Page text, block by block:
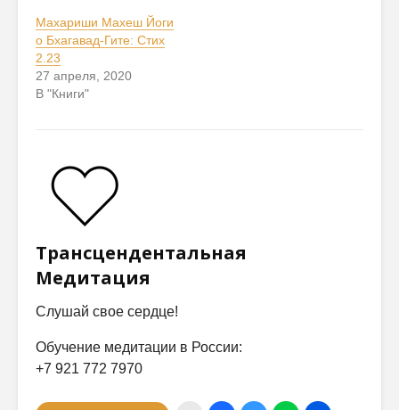
Махариши Махеш Йоги
о Бхагавад-Гите: Стих
2.23
27 апреля, 2020
В "Книги"
Трансцендентальная
Медитация
Слушай свое сердце!
Обучение медитации в России:
+7 921 772 7970